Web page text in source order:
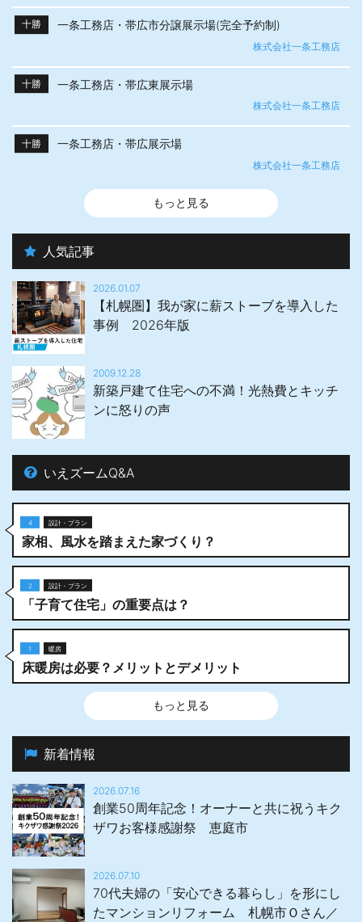
十勝 一条工務店・帯広市分譲展示場(完全予約制)
株式会社一条工務店
十勝 一条工務店・帯広東展示場
株式会社一条工務店
十勝 一条工務店・帯広展示場
株式会社一条工務店
もっと見る
人気記事
2026.01.07
【札幌圏】我が家に薪ストーブを導入した
事例 2026年版
2009.12.28
新築戸建て住宅への不満！光熱費とキッチ
ンに怒りの声
いえズームQ&A
4 設計・プラン
家相、風水を踏まえた家づくり？
2 設計・プラン
「子育て住宅」の重要点は？
1 暖房
床暖房は必要？メリットとデメリット
もっと見る
新着情報
2026.07.16
創業50周年記念！オーナーと共に祝うキク
ザワお客様感謝祭 恵庭市
2026.07.10
70代夫婦の「安心できる暮らし」を形にし
たマンションリフォーム 札幌市Ｏさん／